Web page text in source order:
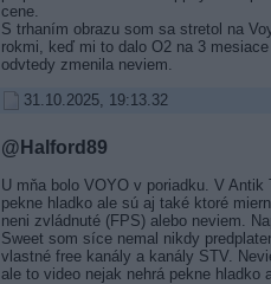
cene.
S trhaním obrazu som sa stretol na
rokmi, keď mi to dalo O2 na 3
odvtedy zmenila neviem.
31.10.2025, 19:13.32
@Halford89
U mňa bolo VOYO v poriadku. V Antik
pekne hladko ale sú aj také ktoré
neni zvládnuté (FPS) alebo neviem.
Sweet som síce nemal nikdy
vlastné free kanály a kanály STV.
ale to video nejak nehrá pekne hladko